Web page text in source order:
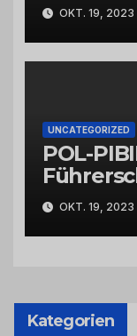
OKT. 19, 2023
UNCATEGORIZED
POL-
Einfluss
OKT. 19, 2023
Kategorien